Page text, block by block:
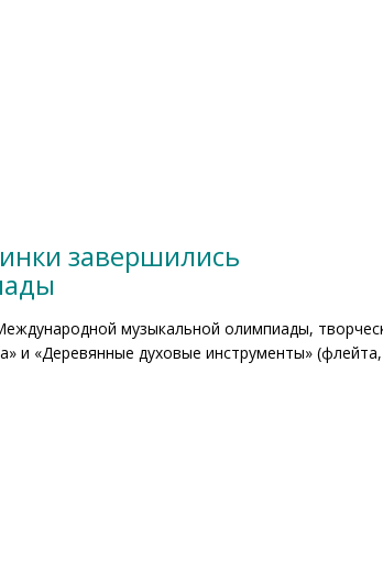
завершились
музыкальной олимпиады,
и «Деревянные духовые инструменты»